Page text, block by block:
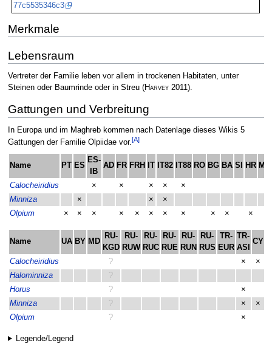
77c5535346c3
Merkmale
Lebensraum
Vertreter der Familie leben vor allem in trockenen Habitaten, unter
Steinen oder Baumrinde oder in Streu (Harvey2011).
Gattungen und Verbreitung
In Europa und im Maghreb kommen nach Datenlage dieses Wikis 5
Gattungen der Familie Olpiidae vor.[A]
Name PT ES
ES-
IB
AD FR FRH IT IT82 IT88 RO BG BA SI HR ME
Calocheiridius × × × ×
×
Minniza
× ×
×
Olpium
× × × × × × × × × × ×
Name UA BY MD
RU-
KGD
RU-
RUW
RU-
RUC
RU-
RUE
RU-
RUN
RU-
RUS
TR-
EUR
TR-
ASI
CY
Calocheiridius ? ×
×
Halominniza
?
Horus
?
×
Minniza
? × ×
Olpium
? ×
Legende/Legend